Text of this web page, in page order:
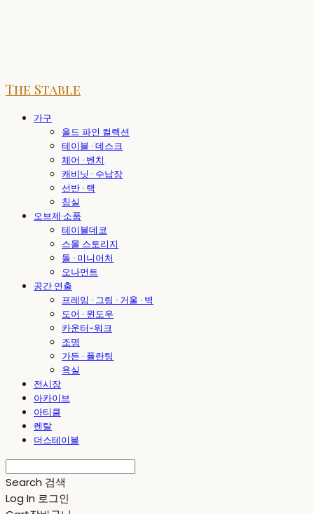
The Stable
가구
올드 파인 컬렉션
테이블 · 데스크
체어 · 벤치
캐비닛 · 수납장
선반 · 랙
침실
오브제·소품
테이블데코
스몰 스토리지
돌 · 미니어처
오나먼트
공간 연출
프레임 · 그림 · 거울 · 벽
도어 · 윈도우
카운터-워크
조명
가든 · 플란팅
욕실
전시장
아카이브
아티클
렌탈
더스테이블
Search 검색
Log In 로그인